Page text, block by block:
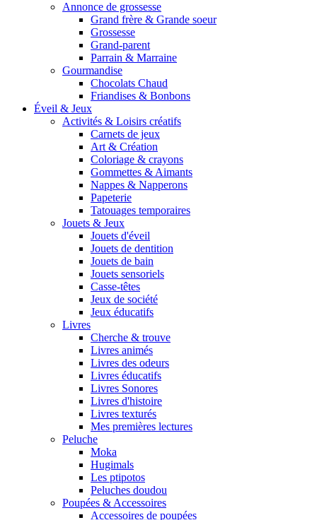
Annonce de grossesse
Grand frère & Grande soeur
Grossesse
Grand-parent
Parrain & Marraine
Gourmandise
Chocolats Chaud
Friandises & Bonbons
Éveil & Jeux
Activités & Loisirs créatifs
Carnets de jeux
Art & Création
Coloriage & crayons
Gommettes & Aimants
Nappes & Napperons
Papeterie
Tatouages temporaires
Jouets & Jeux
Jouets d'éveil
Jouets de dentition
Jouets de bain
Jouets sensoriels
Casse-têtes
Jeux de société
Jeux éducatifs
Livres
Cherche & trouve
Livres animés
Livres des odeurs
Livres éducatifs
Livres Sonores
Livres d'histoire
Livres texturés
Mes premières lectures
Peluche
Moka
Hugimals
Les ptipotos
Peluches doudou
Poupées & Accessoires
Accessoires de poupées